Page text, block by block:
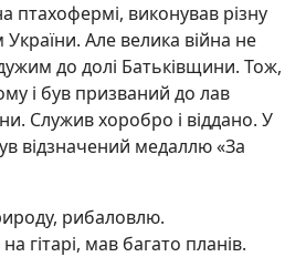
птахофермі, виконував різну
Але велика війна не
до долі Батьківщини. Тож,
і був призваний до лав
Служив хоробро і віддано. У
відзначений медаллю «За
рибаловлю.
гітарі, мав багато планів.